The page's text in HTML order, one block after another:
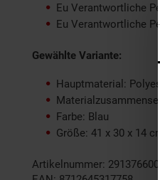
Eu Verantwortliche
Eu Verantwortliche
Gewählte Variante:
Hauptmaterial:
Farbe: Blau
Größe: 41 x 30 x 14 cm
Artikelnummer: 2913766000